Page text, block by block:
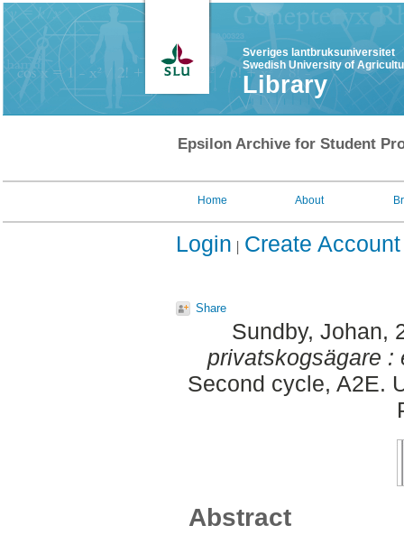
Sveriges lantbruksuniversitet
Swedish University of
Library
Epsilon Archive for Student
Home About
Login Create Account
Share
Sundby, Johan,
privatskogsägare :
Second cycle, A2E.
Abstract